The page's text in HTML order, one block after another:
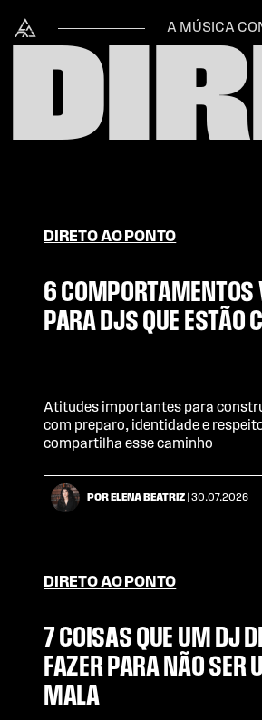
Alataj
A MÚSICA
DIRETO AO PONTO
6 COMPORTAMENTOS
PARA DJS QUE ESTÃO
Atitudes importantes para
com preparo, identidade e
compartilha esse caminho
POR ELENA BEATRIZ | 30.07.2026
DIRETO AO PONTO
7 COISAS QUE UM DJ
FAZER PARA NÃO SER
MALA